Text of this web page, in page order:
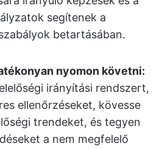
segítenek a
betartásában.
nyomon követni:
irányítási rendszert,
ellenőrzéseket, kövesse
trendeket, és tegyen
a nem megfelelő